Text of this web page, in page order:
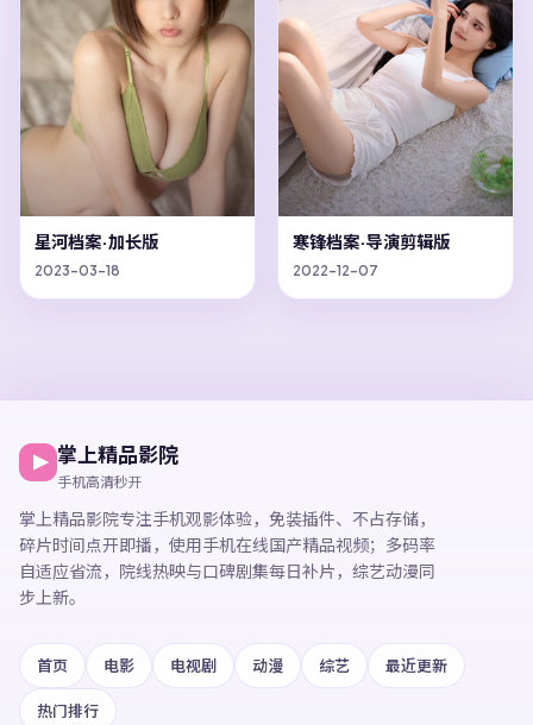
星河档案·加长版
2023-03-18
寒锋档案·导演剪辑版
2022-12-07
掌上精品影院
手机高清秒开
掌上精品影院专注手机观影体验， 免装插件、不占存储，
碎片时间点开即播， 使用手机在线国产精品视频；多码率
自适应省流，院线热映与口碑剧集每日补片，综艺动漫同
步上新。
首页 电影 电视剧 动漫 综艺 最近更新
热门排行